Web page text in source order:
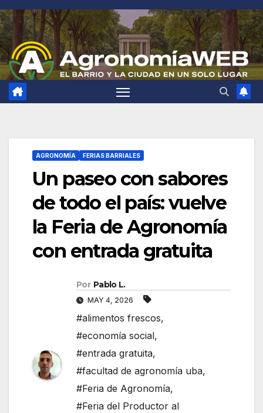
Saltar
al
contenido
AGRONOMÍA FERIAS BARRIALES
Un paseo con sabores
de todo el país: vuelve
la Feria de Agronomía
con entrada gratuita
Por Pablo L.
MAY 4, 2026
#alimentos frescos,
#economía social,
#entrada gratuita,
#facultad de agronomía uba,
#Feria de Agronomía,
#Feria del Productor al